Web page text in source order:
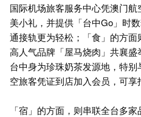
国际机场旅客服务中心凭澳门
美小礼，并提供「台中Go」时
通接轨更为轻松；「食」的方
高人气品牌「屋马烧肉」共襄
台中身为珍珠奶茶发源地，特
空旅客凭证到店加入会员，可享
「宿」的方面，则串联全台多